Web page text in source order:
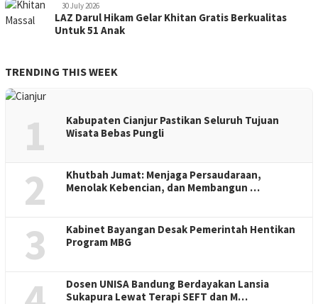
30 July 2026
LAZ Darul Hikam Gelar Khitan Gratis Berkualitas
Untuk 51 Anak
TRENDING THIS WEEK
1
Kabupaten Cianjur Pastikan Seluruh Tujuan
Wisata Bebas Pungli
2
Khutbah Jumat: Menjaga Persaudaraan,
Menolak Kebencian, dan Membangun …
3
Kabinet Bayangan Desak Pemerintah Hentikan
Program MBG
Dosen UNISA Bandung Berdayakan Lansia
Sukapura Lewat Terapi SEFT dan M…